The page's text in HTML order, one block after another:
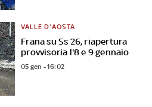
Frana su Ss 26, riapertura
provvisoria l'8 e 9 gennaio
VALLE D'AOSTA
05 gen - 16:02